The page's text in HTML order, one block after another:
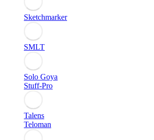
Sketchmarker
SMLT
Solo Goya
Stuff-Pro
Talens
Teloman